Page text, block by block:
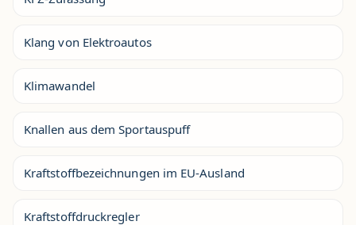
Klang von Elektroautos
Klimawandel
Knallen aus dem Sportauspuff
Kraftstoffbezeichnungen im EU-Ausland
Kraftstoffdruckregler